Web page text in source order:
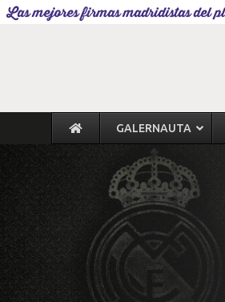
Las mejores firmas madridistas del
GALERNAUTA